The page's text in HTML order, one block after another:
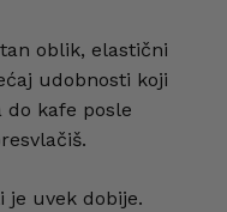
oblik, elastični
udobnosti koji
do kafe posle
je uvek dobije.
e-poštu i veb
veba za